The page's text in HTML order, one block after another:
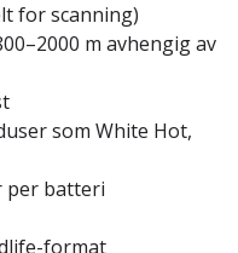
for scanning)
m avhengig av
som White Hot,
per batteri
format